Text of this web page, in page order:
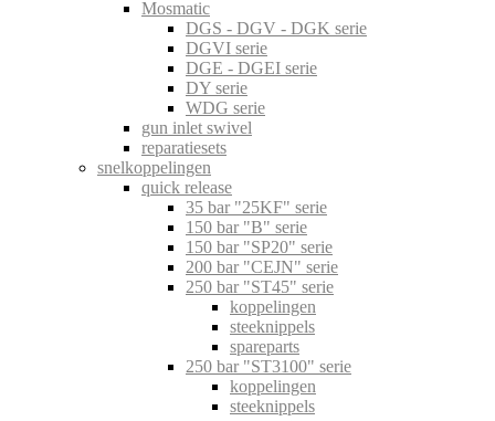
Mosmatic
DGS - DGV - DGK serie
DGVI serie
DGE - DGEI serie
DY serie
WDG serie
gun inlet swivel
reparatiesets
snelkoppelingen
quick release
35 bar "25KF" serie
150 bar "B" serie
150 bar "SP20" serie
200 bar "CEJN" serie
250 bar "ST45" serie
koppelingen
steeknippels
spareparts
250 bar "ST3100" serie
koppelingen
steeknippels